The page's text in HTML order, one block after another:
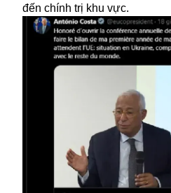
đến chính trị khu vực.